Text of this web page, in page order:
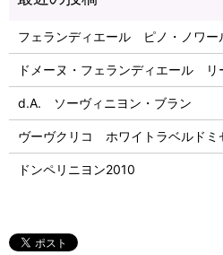
フェランディエール ピノ・ノワ
ドメーヌ・フェランディエール リ
d.A. ソーヴィニヨン・ブラン
ヴーヴクリコ ホワイトラベルドミ
ドンペリニヨン2010